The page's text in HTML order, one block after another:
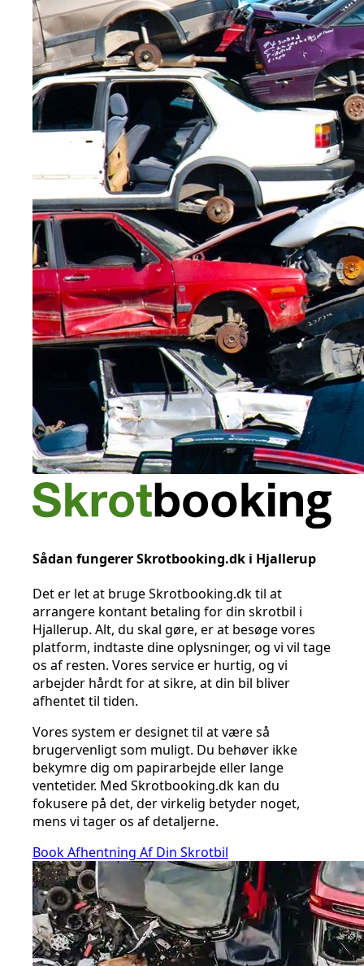
Sådan fungerer Skrotbooking.dk i Hjallerup
Det er let at bruge Skrotbooking.dk til at
arrangere kontant betaling for din skrotbil i
Hjallerup. Alt, du skal gøre, er at besøge vores
platform, indtaste dine oplysninger, og vi vil tage
os af resten. Vores service er hurtig, og vi
arbejder hårdt for at sikre, at din bil bliver
afhentet til tiden.
Vores system er designet til at være så
brugervenligt som muligt. Du behøver ikke
bekymre dig om papirarbejde eller lange
ventetider. Med Skrotbooking.dk kan du
fokusere på det, der virkelig betyder noget,
mens vi tager os af detaljerne.
Book Afhentning Af Din Skrotbil